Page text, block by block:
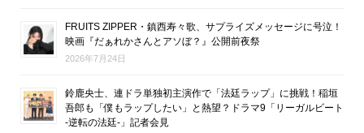
FRUITS ZIPPER・鎮西寿々歌、サプライズメッセージに号泣！
映画『だぁれかさんとアソぼ？』公開前夜祭
2026年7月24日
鈴鹿央士、連ドラ単独初主演作で「法廷ラップ」に挑戦！稲垣
吾郎も「僕もラップしたい」と熱望？ドラマ9「リーガルビート
-逆転の法廷-」記者会見